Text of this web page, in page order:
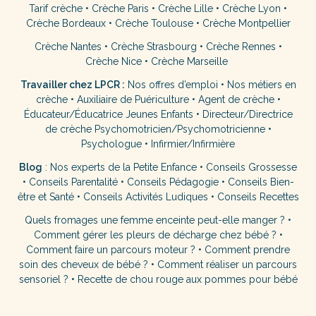
Tarif crèche • Crèche Paris • Crèche Lille • Crèche Lyon •
Crèche Bordeaux• Crèche Toulouse• Crèche Montpellier
Crèche Nantes • Crèche Strasbourg • Crèche Rennes •
Crèche Nice • Crèche Marseille
Travailler chez LPCR : Nos offres d’emploi • Nos métiers en
crèche• Auxiliaire de Puériculture• Agent de crèche•
Éducateur/Éducatrice Jeunes Enfants • Directeur/Directrice
de crèche Psychomotricien/Psychomotricienne•
Psychologue • Infirmier/Infirmière
Blog : Nos experts de la Petite Enfance • Conseils Grossesse
• Conseils Parentalité• Conseils Pédagogie• Conseils Bien-
être et Santé• Conseils Activités Ludiques • Conseils Recettes
Quels fromages une femme enceinte peut-elle manger ? •
Comment gérer les pleurs de décharge chez bébé ? •
Comment faire un parcours moteur ? • Comment prendre
soin des cheveux de bébé ? • Comment réaliser un parcours
sensoriel ? • Recette de chou rouge aux pommes pour bébé